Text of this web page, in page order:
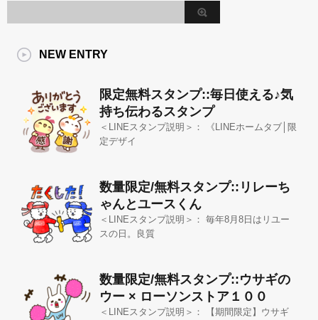
NEW ENTRY
限定無料スタンプ::毎日使える♪気
持ち伝わるスタンプ
＜LINEスタンプ説明＞： 《LINEホームタブ│限
定デザイ
数量限定/無料スタンプ::リレーち
ゃんとユースくん
＜LINEスタンプ説明＞： 毎年8月8日はリユー
スの日。良質
数量限定/無料スタンプ::ウサギの
ウー × ローソンストア１００
＜LINEスタンプ説明＞： 【期間限定】ウサギ